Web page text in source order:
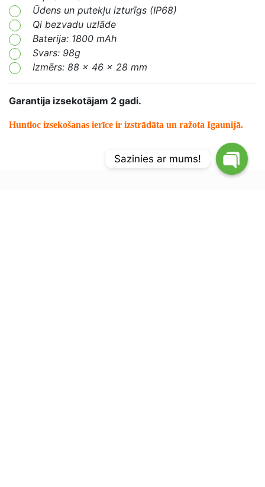
Ūdens un putekļu izturīgs (IP68)
Qi bezvadu uzlāde
Baterija: 1800 mAh
Svars: 98g
Izmērs: 88 x 46 x 28 mm
Garantija izsekotājam 2 gadi.
Huntloc izsekošanas ierīce ir izstrādāta un ražota Igaunijā.
Sazinies ar mums!